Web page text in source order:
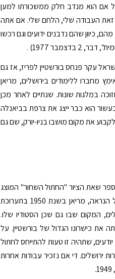
אם הוא מנדב חלק ממשכורתו למען
זאת העבודה שלי, הלחם שלי. אם אתה
כיוון שהם נדבנים ידועים וגם רכשו
1977) .
לישראל עקר פנחס בורשטיין לפריז, אז גם
מחברו ללימודים בירושלים, מריאן
במלגות שונות. שנתיים לאחר מכן
הוא כבר ייצג את צרפת בביאנלה
לעקור שוב ולקבוע את מקום מושבו בניו-יורק, שם גם
שאת הציור "החתול השחור" המוצג
גם בתערוכה הנוכחית במוזיאון תל אביב, הציג, ככל הנראה, מריאן בשנת 1950 בתערוכת
המקום שבו גם שכן הסטודיו שלו.
טל שזיהתה את כישרונו הגדול של בורשטיין. על
שתהיה זו טעות להתייחס לחתול
ירושלים. די אם נזכיר עבודות אחרות